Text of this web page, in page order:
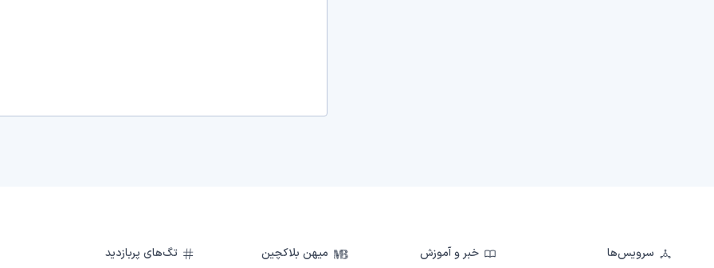
سرویس‌ها خبر و آموزش میهن بلاکچین تگ‌های پربازدید